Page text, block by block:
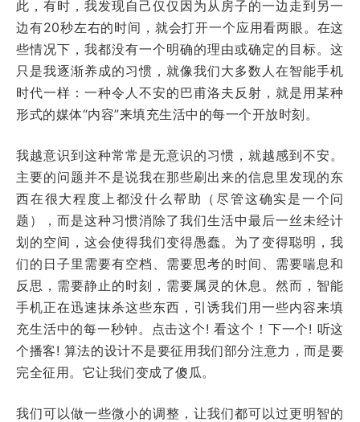
此，有时，我发现自己仅仅因为从房子的一边走到另一
边有20秒左右的时间，就会打开一个应用看两眼。在这
些情况下，我都没有一个明确的理由或确定的目标。这
只是我逐渐养成的习惯，就像我们大多数人在智能手机
时代一样：一种令人不安的巴甫洛夫反射，就是用某种
形式的媒体“内容”来填充生活中的每一个开放时刻。
我越意识到这种常常是无意识的习惯，就越感到不安。
主要的问题并不是说我在那些刷出来的信息里发现的东
西在很大程度上都没什么帮助（尽管这确实是一个问
题），而是这种习惯消除了我们生活中最后一丝未经计
划的空间，这会使得我们变得愚蠢。为了变得聪明，我
们的日子里需要有空档、需要思考的时间、需要喘息和
反思，需要静止的时刻，需要属灵的休息。然而，智能
手机正在迅速抹杀这些东西，引诱我们用一些内容来填
充生活中的每一秒钟。点击这个! 看这个！下一个! 听这
个播客! 算法的设计不是要征用我们部分注意力，而是要
完全征用。它让我们变成了傻瓜。
我们可以做一些微小的调整，让我们都可以过更明智的